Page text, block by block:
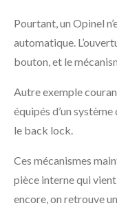
Pourtant, un Opinel
automatique.
bouton, et le
Autre exemple
équipés d’un
le back lock.
Ces mécanismes
pièce interne qui
encore, on retrouve